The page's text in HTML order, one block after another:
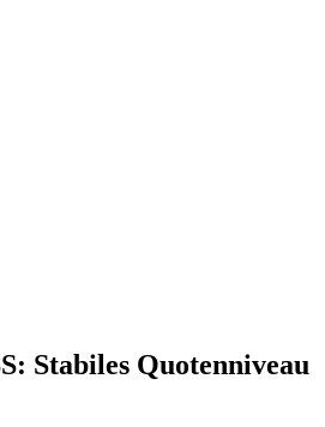
Stabiles Quotenniveau